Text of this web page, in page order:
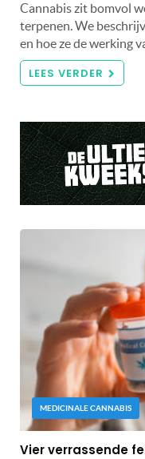
Cannabis zit bomvol
terpenen. We
en hoe ze de werking
LEES VERDER
MEDICINALE CANNABIS
Vier verrassende